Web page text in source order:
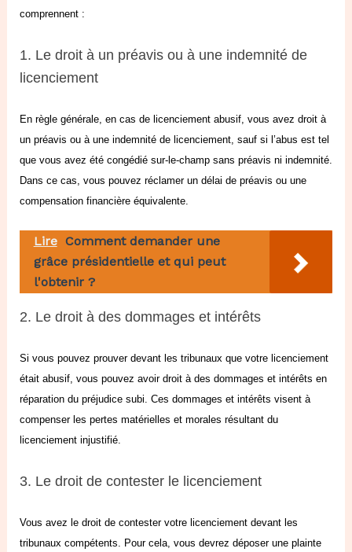
comprennent :
1. Le droit à un préavis ou à une indemnité de
licenciement
En règle générale, en cas de licenciement abusif, vous avez droit à
un préavis ou à une indemnité de licenciement, sauf si l’abus est tel
que vous avez été congédié sur-le-champ sans préavis ni indemnité.
Dans ce cas, vous pouvez réclamer un délai de préavis ou une
compensation financière équivalente.
Lire Comment demander une
grâce présidentielle et qui peut
l'obtenir ?
2. Le droit à des dommages et intérêts
Si vous pouvez prouver devant les tribunaux que votre licenciement
était abusif, vous pouvez avoir droit à des dommages et intérêts en
réparation du préjudice subi. Ces dommages et intérêts visent à
compenser les pertes matérielles et morales résultant du
licenciement injustifié.
3. Le droit de contester le licenciement
Vous avez le droit de contester votre licenciement devant les
tribunaux compétents. Pour cela, vous devrez déposer une plainte